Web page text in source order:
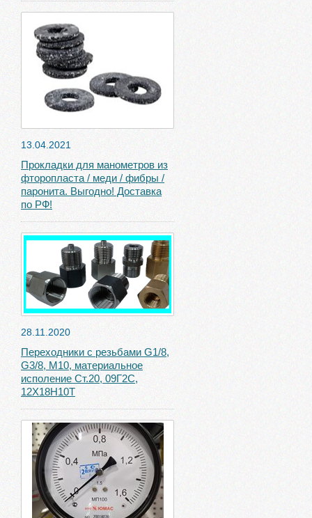
13.04.2021
Прокладки для манометров из
фторопласта / меди / фибры /
паронита. Выгодно! Доставка
по РФ!
28.11.2020
Переходники с резьбами G1/8,
G3/8, М10, материальное
исполение Ст.20, 09Г2С,
12Х18Н10Т